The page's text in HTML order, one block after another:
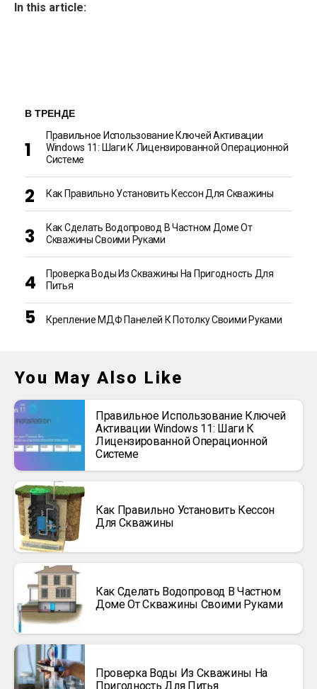
In this article:
В ТРЕНДЕ
Правильное Использование Ключей Активации
Windows 11: Шаги К Лицензированной Операционной
Системе
Как Правильно Установить Кессон Для Скважины
Как Сделать Водопровод В Частном Доме От
Скважины Своими Руками
Проверка Воды Из Скважины На Пригодность Для
Питья
Крепление МДФ Панелей К Потолку Своими Руками
You May Also Like
Правильное Использование Ключей
Активации Windows 11: Шаги К
Лицензированной Операционной
Системе
Как Правильно Установить Кессон
Для Скважины
Как Сделать Водопровод В Частном
Доме От Скважины Своими Руками
Проверка Воды Из Скважины На
Пригодность Для Питья